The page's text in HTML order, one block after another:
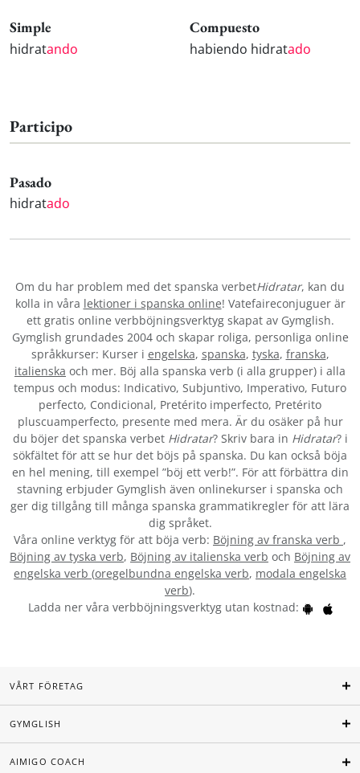
Simple
hidratando
Compuesto
habiendo hidratado
Participo
Pasado
hidratado
Om du har problem med det spanska verbetHidratar, kan du
kolla in våra lektioner i spanska online! Vatefaireconjuguer är
ett gratis online verbböjningsverktyg skapat av Gymglish.
Gymglish grundades 2004 och skapar roliga, personliga online
språkkurser: Kurser i engelska, spanska, tyska, franska,
italienska och mer. Böj alla spanska verb (i alla grupper) i alla
tempus och modus: Indicativo, Subjuntivo, Imperativo, Futuro
perfecto, Condicional, Pretérito imperfecto, Pretérito
pluscuamperfecto, presente med mera. Är du osäker på hur
du böjer det spanska verbet Hidratar? Skriv bara in Hidratar? i
sökfältet för att se hur det böjs på spanska. Du kan också böja
en hel mening, till exempel ”böj ett verb!”. För att förbättra din
stavning erbjuder Gymglish även onlinekurser i spanska och
ger dig tillgång till många spanska grammatikregler för att lära
dig språket.
Våra online verktyg för att böja verb: Böjning av franska verb ,
Böjning av tyska verb, Böjning av italienska verb och Böjning av
engelska verb (oregelbundna engelska verb, modala engelska
verb).
Ladda ner våra verbböjningsverktyg utan kostnad:
VÅRT FÖRETAG
GYMGLISH
AIMIGO COACH